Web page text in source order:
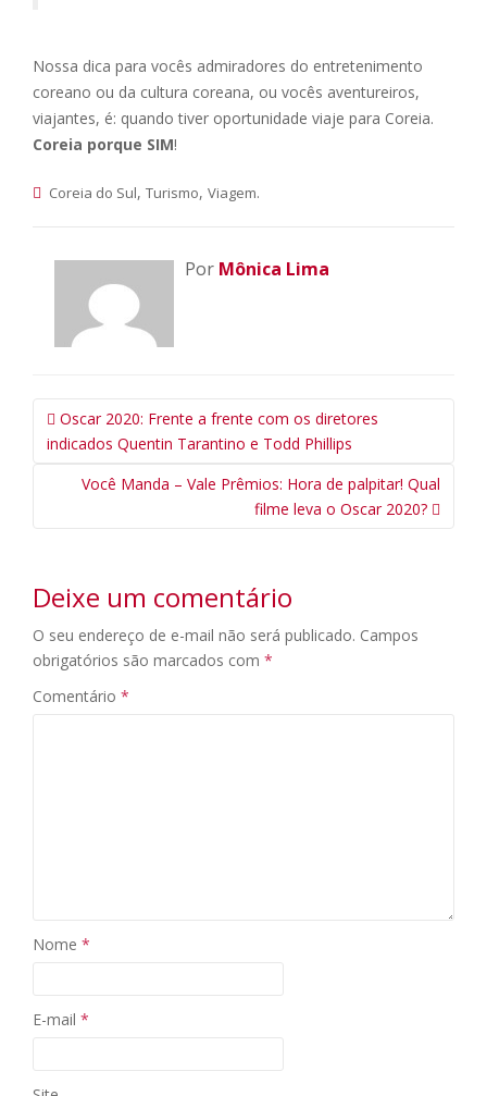
Nossa dica para vocês admiradores do entretenimento
coreano ou da cultura coreana, ou vocês aventureiros,
viajantes, é: quando tiver oportunidade viaje para Coreia.
Coreia porque SIM!
Coreia do Sul, Turismo, Viagem.
Por Mônica Lima
Navegação
da
Postagem
Oscar 2020: Frente a frente com os diretores
indicados Quentin Tarantino e Todd Phillips
Você Manda – Vale Prêmios: Hora de palpitar! Qual
filme leva o Oscar 2020?
Deixe um comentário
O seu endereço de e-mail não será publicado. Campos
obrigatórios são marcados com *
Comentário *
Nome *
E-mail *